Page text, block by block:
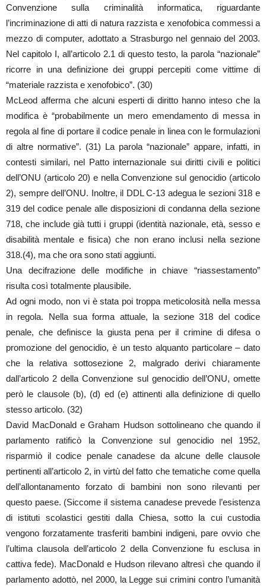
Convenzione sulla criminalità informatica, riguardante
l’incriminazione di atti di natura razzista e xenofobica commessi a
mezzo di computer, adottato a Strasburgo nel gennaio del 2003.
Nel capitolo I, all’articolo 2.1 di questo testo, la parola “nazionale”
ricorre in una definizione dei gruppi percepiti come vittime di
“materiale razzista e xenofobico”. (30)
McLeod afferma che alcuni esperti di diritto hanno inteso che la
modifica è “probabilmente un mero emendamento di messa in
regola al fine di portare il codice penale in linea con le formulazioni
di altre normative”. (31) La parola “nazionale” appare, infatti, in
contesti similari, nel Patto internazionale sui diritti civili e politici
dell’ONU (articolo 20) e nella Convenzione sul genocidio (articolo
2), sempre dell’ONU. Inoltre, il DDL C-13 adegua le sezioni 318 e
319 del codice penale alle disposizioni di condanna della sezione
718, che include già tutti i gruppi (identità nazionale, età, sesso e
disabilità mentale e fisica) che non erano inclusi nella sezione
318.(4), ma che ora sono stati aggiunti.
Una decifrazione delle modifiche in chiave “riassestamento”
risulta così totalmente plausibile.
Ad ogni modo, non vi è stata poi troppa meticolosità nella messa
in regola. Nella sua forma attuale, la sezione 318 del codice
penale, che definisce la giusta pena per il crimine di difesa o
promozione del genocidio, è un testo alquanto particolare – dato
che la relativa sottosezione 2, malgrado derivi chiaramente
dall’articolo 2 della Convenzione sul genocidio dell’ONU, omette
però le clausole (b), (d) ed (e) attinenti alla definizione di quello
stesso articolo. (32)
David MacDonald e Graham Hudson sottolineano che quando il
parlamento ratificò la Convenzione sul genocidio nel 1952,
risparmiò il codice penale canadese da alcune delle clausole
pertinenti all’articolo 2, in virtù del fatto che tematiche come quella
dell’allontanamento forzato di bambini non sono rilevanti per
questo paese. (Siccome il sistema canadese prevede l’esistenza
di istituti scolastici gestiti dalla Chiesa, sotto la cui custodia
vengono forzatamente trasferiti bambini indigeni, pare ovvio che
l’ultima clausola dell’articolo 2 della Convenzione fu esclusa in
cattiva fede). MacDonald e Hudson rilevano altresì che quando il
parlamento adottò, nel 2000, la Legge sui crimini contro l’umanità